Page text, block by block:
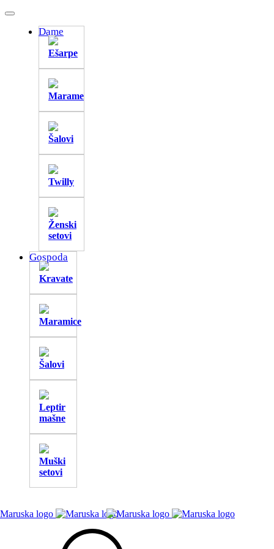
Dame
Ešarpe
Marame
Šalovi
Twilly
Ženski
setovi
Gospoda
Kravate
Maramice
Šalovi
Leptir
mašne
Muški
setovi